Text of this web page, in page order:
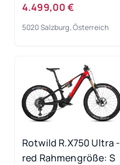
4.499,00 €
5020 Salzburg, Österreich
Rotwild R.X750 Ultra -
red Rahmengröße: S